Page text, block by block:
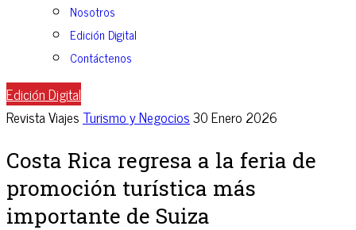
Nosotros
Edición Digital
Contáctenos
Edición Digital
Revista Viajes Turismo y Negocios30 Enero 2026
Costa Rica regresa a la feria de
promoción turística más
importante de Suiza